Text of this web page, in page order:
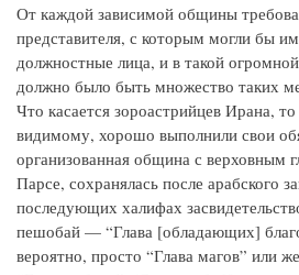
От каждой зависимой общины
представителя, с которым могли бы
должностные лица, и в такой
должно было быть множество таких
Что касается зороастрийцев Ирана,
видимому, хорошо выполнили свои
организованная община с верховным
Парсе, сохранялась после арабского
последующих халифах
пешобай — “Глава [обладающих]
вероятно, просто “Глава магов” или